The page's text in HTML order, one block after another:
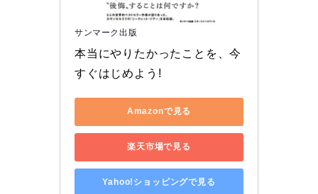
サンマーク出版
本当にやりたかったことを、今
すぐはじめよう!
Amazonで見る
楽天市場で見る
Yahoo!ショッピングで見る